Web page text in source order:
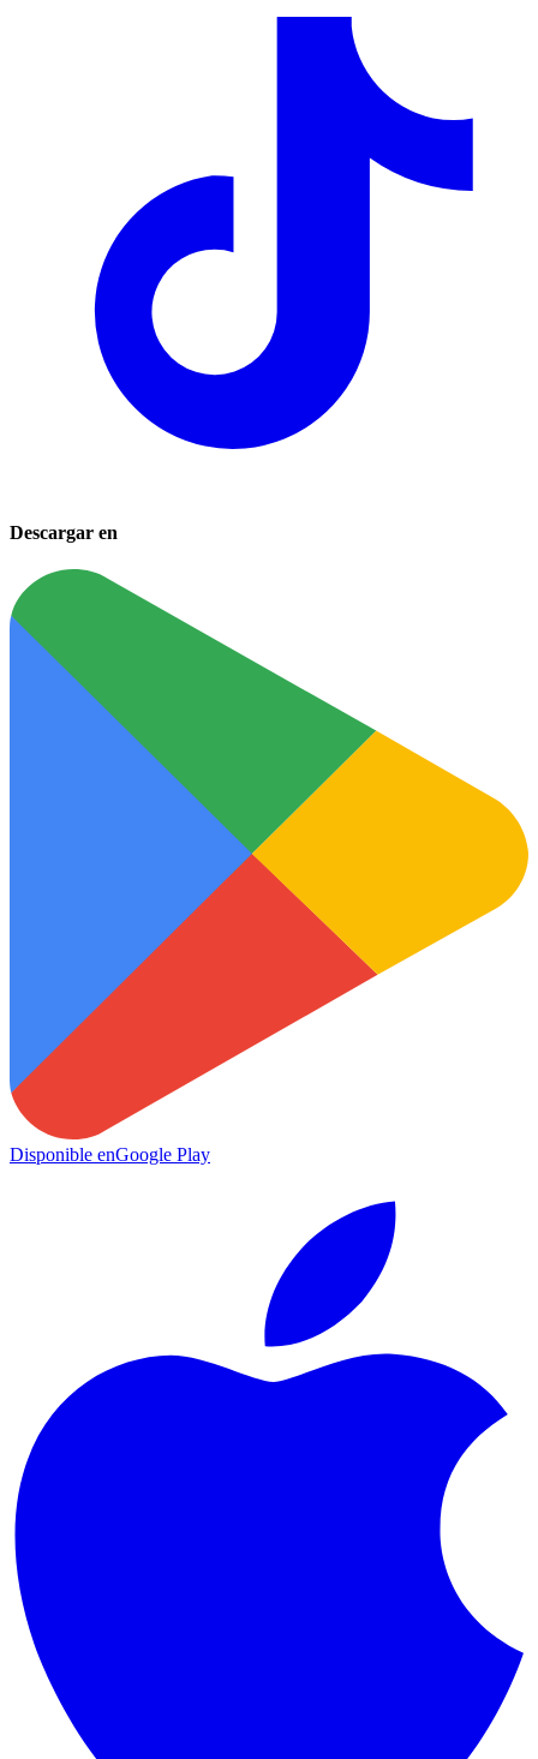
Descargar en
Disponible enGoogle Play